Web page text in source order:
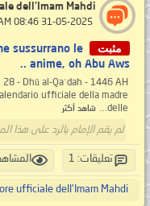
dell'Imam Mahdi
مثبت
sussurrano le
anime, oh Abu Aws ..
- Dhū al-Qaʿdah - 1446 AH
ufficiale della madre
delle...
شاهد أكثر
لم يقم الإمام بالرد على هذا
تعليقات: 1
ufficiale dell'Imam Mahdi